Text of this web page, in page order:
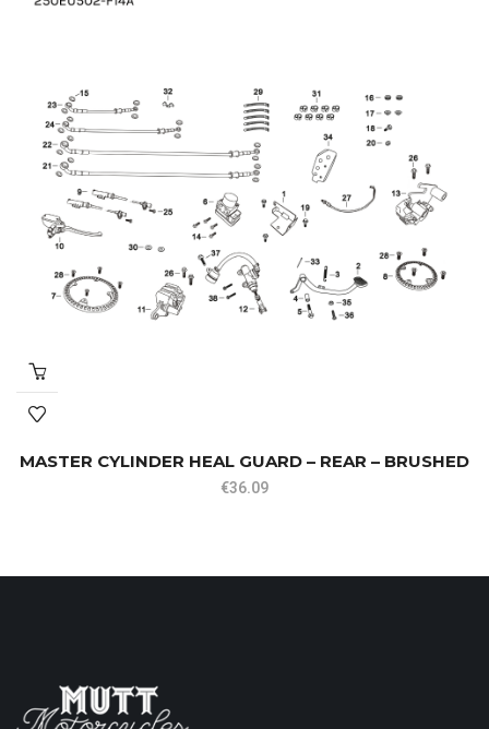
MASTER CYLINDER HEAL GUARD – REAR – BRUSHED
€36.09